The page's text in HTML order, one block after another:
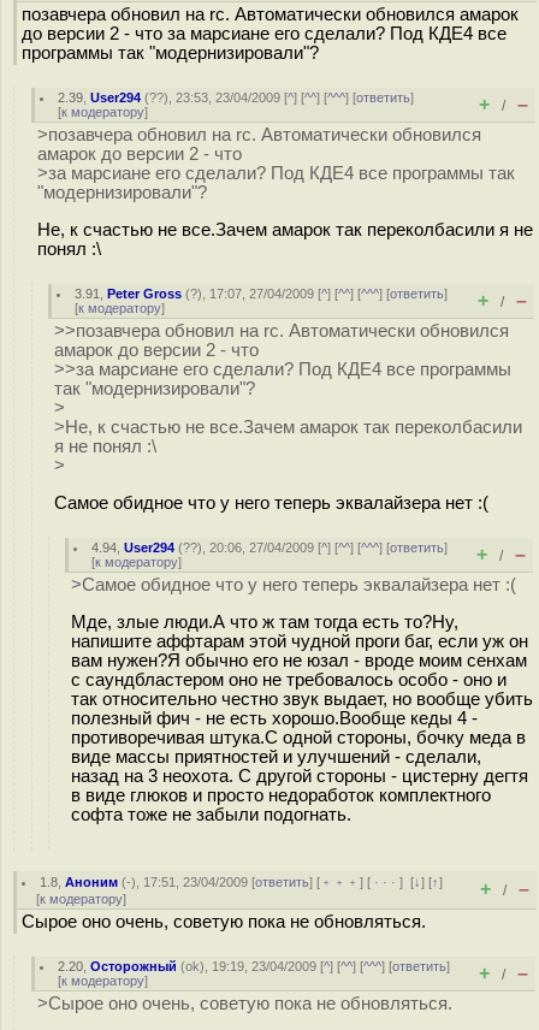
позавчера обновил на rc. Автоматически обновился амарок
до версии 2 - что за марсиане его сделали? Под КДЕ4 все
программы так "модернизировали"?
2.39 ,User294 (??), 23:53, 23/04/2009 [^] [^^] [^^^] [ответить]
[к модератору] + / –
>позавчера обновил на rc. Автоматически обновился
амарок до версии 2 - что
>за марсиане его сделали? Под КДЕ4 все программы так
"модернизировали"?
Не, к счастью не все.Зачем амарок так переколбасили я не
понял :\
3.91 ,Peter Gross (?), 17:07, 27/04/2009 [^] [^^] [^^^] [ответить]
[к модератору] + / –
>>позавчера обновил на rc. Автоматически обновился
амарок до версии 2 - что
>>за марсиане его сделали? Под КДЕ4 все программы
так "модернизировали"?
>
>Не, к счастью не все.Зачем амарок так переколбасили
я не понял :\
>
Самое обидное что у него теперь эквалайзера нет :(
4.94 ,User294 (??), 20:06, 27/04/2009 [^] [^^] [^^^] [ответить]
[к модератору] + / –
>Самое обидное что у него теперь эквалайзера нет :(
Мде, злые люди.А что ж там тогда есть то?Ну,
напишите аффтарам этой чудной проги баг, если уж он
вам нужен?Я обычно его не юзал - вроде моим сенхам
с саундбластером оно не требовалось особо - оно и
так относительно честно звук выдает, но вообще убить
полезный фич - не есть хорошо.Вообще кеды 4 -
противоречивая штука.С одной стороны, бочку меда в
виде массы приятностей и улучшений - сделали,
назад на 3 неохота. С другой стороны - цистерну дегтя
в виде глюков и просто недоработок комплектного
софта тоже не забыли подогнать.
1.8 ,Аноним (-), 17:51, 23/04/2009 [ответить] [ ﹢﹢﹢] [ · · ·][↓] [↑]
[к модератору] + / –
Сырое оно очень, советую пока не обновляться.
2.20 ,Осторожный (ok), 19:19, 23/04/2009 [^] [^^] [^^^] [ответить]
[к модератору] + / –
>Сырое оно очень, советую пока не обновляться.